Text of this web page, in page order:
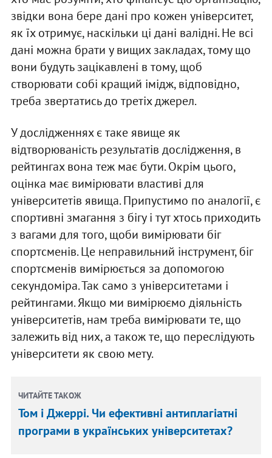
звідки вона бере дані про кожен університет,
як їх отримує, наскільки ці дані валідні. Не всі
дані можна брати у вищих закладах, тому що
вони будуть зацікавлені в тому, щоб
створювати собі кращий імідж, відповідно,
треба звертатись до третіх джерел.
У дослідженнях є таке явище як
відтворюваність результатів дослідження, в
рейтингах вона теж має бути. Окрім цього,
оцінка має вимірювати властиві для
університетів явища. Припустимо по аналогії, є
спортивні змагання з бігу і тут хтось приходить
з вагами для того, щоби вимірювати біг
спортсменів. Це неправильний інструмент, біг
спортсменів вимірюється за допомогою
секундоміра. Так само з університетами і
рейтингами. Якщо ми вимірюємо діяльність
університетів, нам треба вимірювати те, що
залежить від них, а також те, що переслідують
університети як свою мету.
ЧИТАЙТЕ ТАКОЖ
Том і Джеррі. Чи ефективні антиплагіатні
програми в українських університетах?